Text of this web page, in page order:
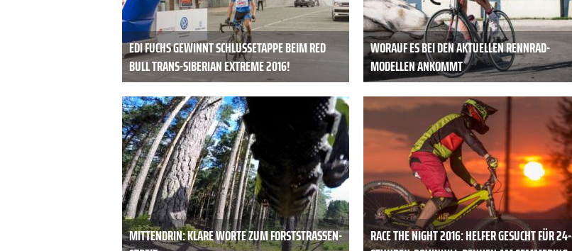
EDI FUCHS GEWINNT SCHLUSSETAPPE BEIM RED
BULL TRANS-SIBERIAN EXTREME 2016!
WORAUF ES BEI DEN AKTUELLEN RENNRAD-
MODELLEN ANKOMMT
MITTENDRIN: KLARE WORTE ZUM FORSTSTRASSEN-S
RACE THE NIGHT 2016: HELFER GESUCHT FÜR 24-